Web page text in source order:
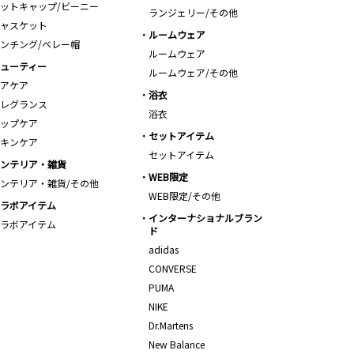
トキャップ/ビーニー
スケット
チング/ベレー帽
ランジェリー/その他
ルームウェア
ルームウェア
ルームウェア/その他
ーティー
ケア
グランス
プケア
ンケア
浴衣
浴衣
セットアイテム
セットアイテム
テリア・雑貨
テリア・雑貨/その他
WEB限定
WEB限定/その他
ボアイテム
ボアイテム
インターナショナルブラン
ド
adidas
CONVERSE
PUMA
NIKE
Dr.Martens
New Balance